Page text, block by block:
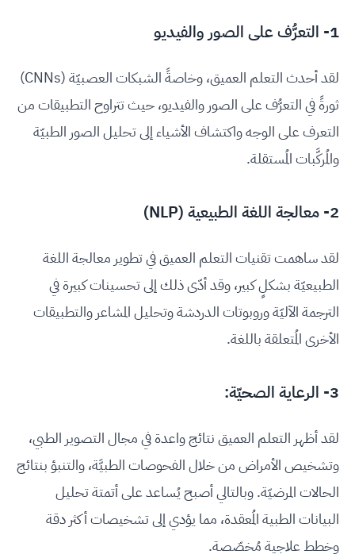
1- التعرُّف على الصور والفيديو
لقد أحدث التعلم العميق، وخاصةً الشبكات العصبيّة (CNNs)
ثورةً في التعرُّف على الصور والفيديو، حيث تتراوح التطبيقات من
التعرف على الوجه واكتشاف الأشياء إلى تحليل الصور الطبيّة
والمُركَّبات المُستقلة.
2- معالجة اللغة الطبيعية (NLP)
لقد ساهمت تقنيات التعلم العميق في تطوير معالجة اللغة
الطبيعيّة بشكلٍ كبير، وقد أدّى ذلك إلى تحسينات كبيرة في
الترجمة الآليّة وروبوتات الدردشة وتحليل المشاعر والتطبيقات
الأخرى المُتعلقة باللغة.
3- الرعاية الصحيّة:
لقد أظهر التعلم العميق نتائج واعدة في مجال التصوير الطبي،
وتشخيص الأمراض من خلال الفحوصات الطبيَّة، والتنبؤ بنتائج
الحالات المرضيّة. وبالتالي أصبح يُساعد على أتمتة تحليل
البيانات الطبية المُعقدة، مما يؤدي إلى تشخيصات أكثر دقة
وخطط علاجية مُخصّصة.